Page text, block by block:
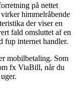
på nettet
himmelråbende
der viser en
fald omsluttet af en
fup internet handler.
mobilbetaling. Som
fx ViaBill, når du